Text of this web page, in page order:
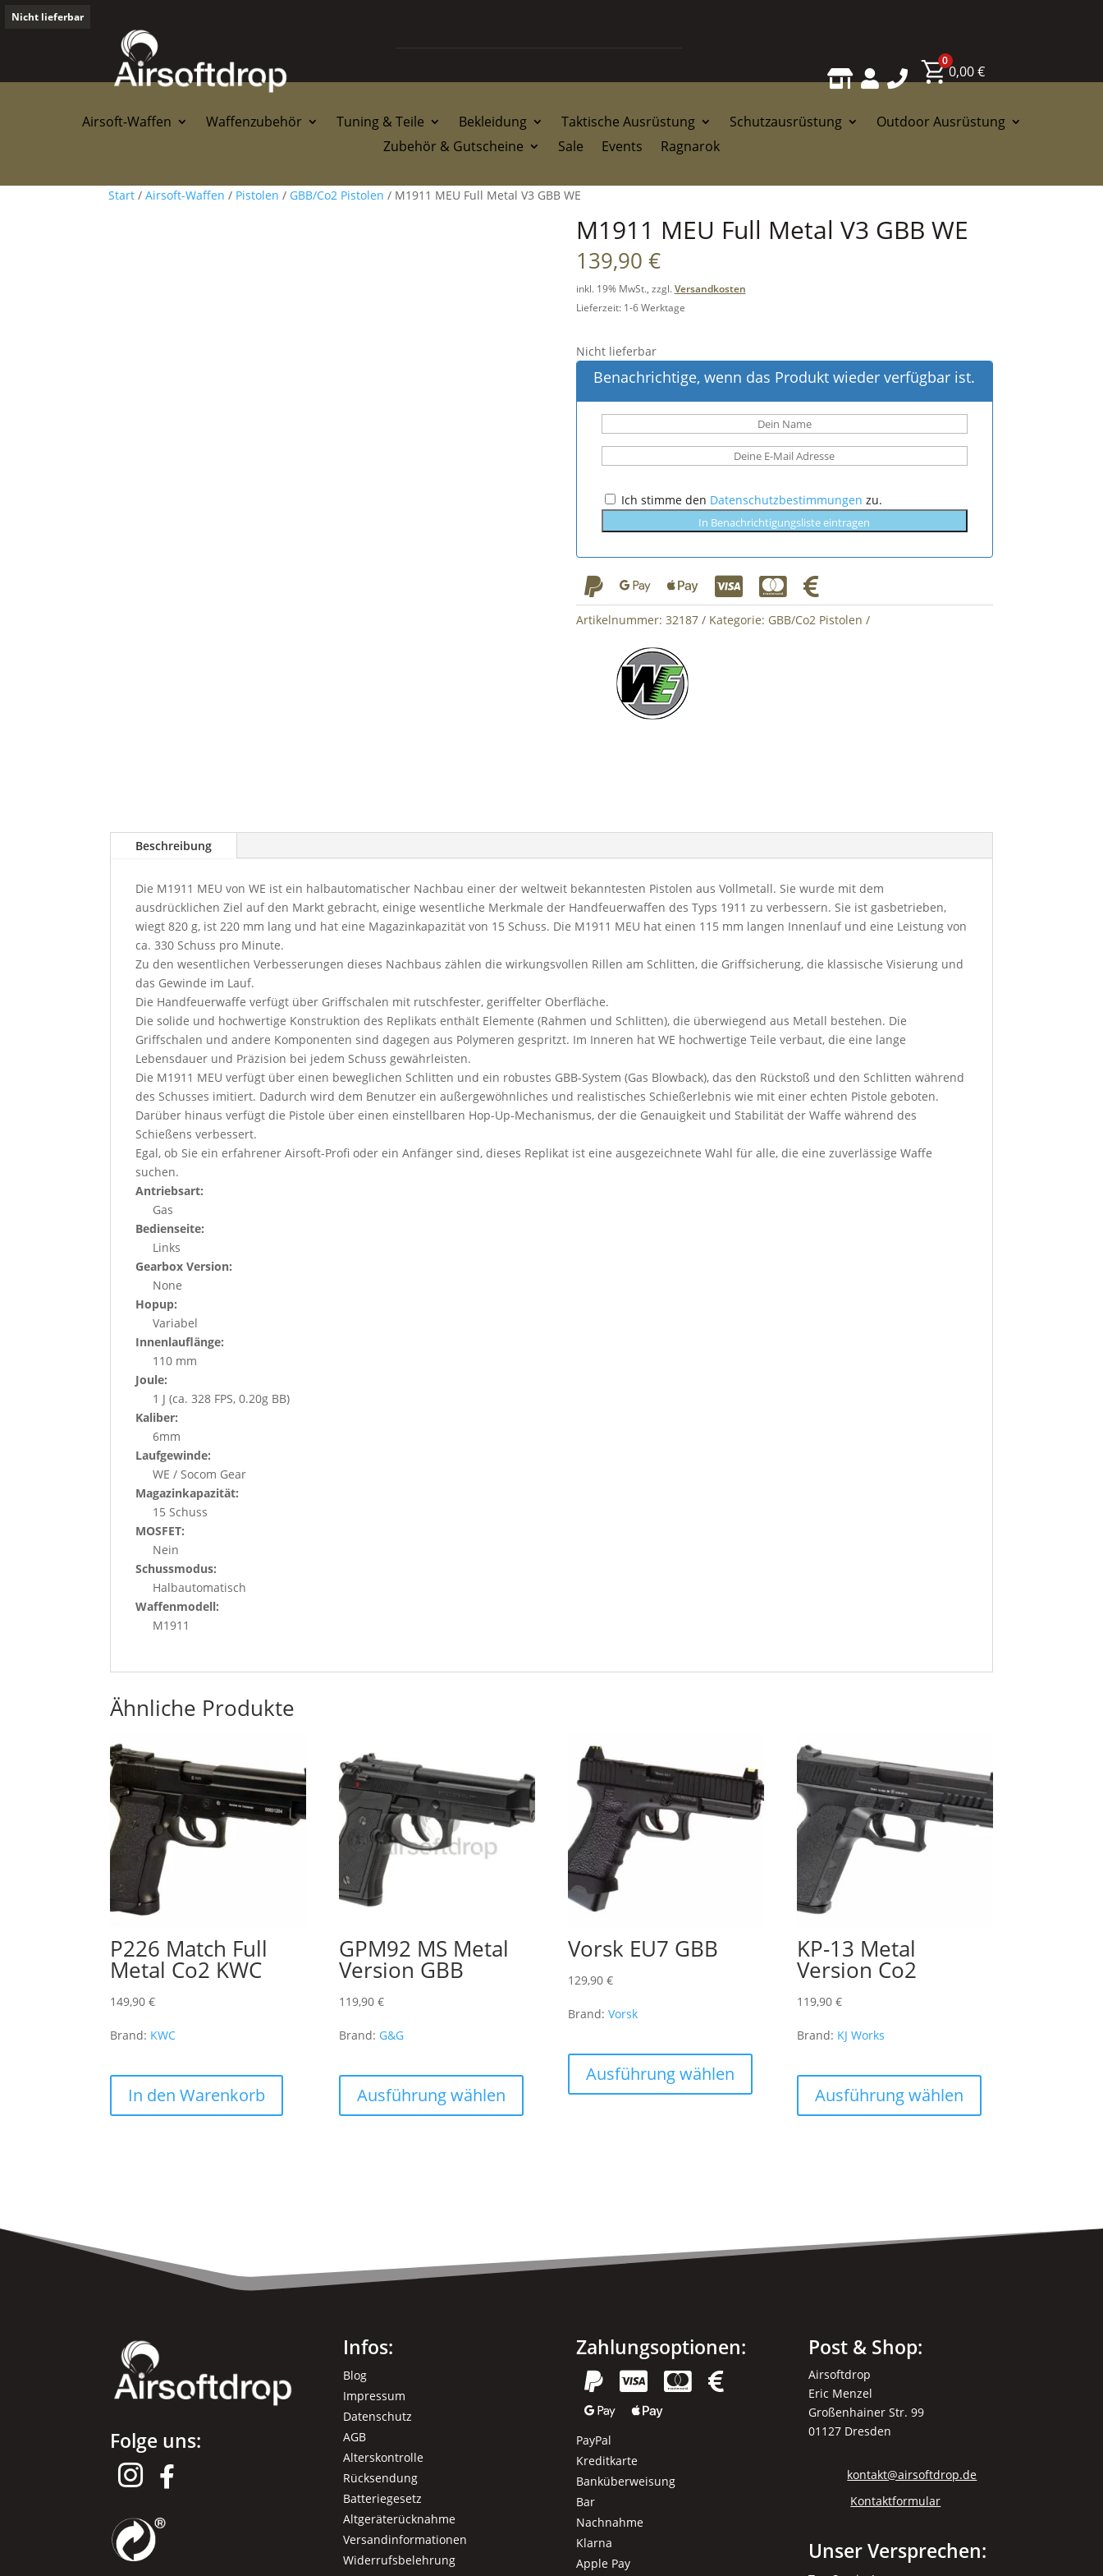
  
0
0,00€
Airsoft-Waffen Waffenzubehör Tuning & Teile Bekleidung Taktische Ausrüstung Schutzausrüstung
Outdoor Ausrüstung
Zubehör & Gutscheine
Sale Events Ragnarok
Nicht lieferbar
Start / Airsoft-Waffen / Pistolen / GBB/Co2 Pistolen / M1911 MEU Full Metal V3 GBB WE
M1911 MEU Full Metal V3 GBB WE
139,90 €
inkl. 19% MwSt., zzgl.Versandkosten
Lieferzeit: 1-6 Werktage
Nicht lieferbar
Benachrichtige, wenn das Produkt wieder verfügbar ist.
Ich stimme den Datenschutzbestimmungen zu.
In Benachrichtigungsliste eintragen
     
Artikelnummer: 32187 Kategorie: GBB/Co2 Pistolen
Beschreibung
Die M1911 MEU von WE ist ein halbautomatischer Nachbau einer der weltweit bekanntesten Pistolen aus Vollmetall. Sie wurde mit dem
ausdrücklichen Ziel auf den Markt gebracht, einige wesentliche Merkmale der Handfeuerwaffen des Typs 1911 zu verbessern. Sie ist gasbetrieben,
wiegt 820 g, ist 220 mm lang und hat eine Magazinkapazität von 15 Schuss. Die M1911 MEU hat einen 115 mm langen Innenlauf und eine Leistung von
ca. 330 Schuss pro Minute.
Zu den wesentlichen Verbesserungen dieses Nachbaus zählen die wirkungsvollen Rillen am Schlitten, die Griffsicherung, die klassische Visierung und
das Gewinde im Lauf.
Die Handfeuerwaffe verfügt über Griffschalen mit rutschfester, geriffelter Oberfläche.
Die solide und hochwertige Konstruktion des Replikats enthält Elemente (Rahmen und Schlitten), die überwiegend aus Metall bestehen. Die
Griffschalen und andere Komponenten sind dagegen aus Polymeren gespritzt. Im Inneren hat WE hochwertige Teile verbaut, die eine lange
Lebensdauer und Präzision bei jedem Schuss gewährleisten.
Die M1911 MEU verfügt über einen beweglichen Schlitten und ein robustes GBB-System (Gas Blowback), das den Rückstoß und den Schlitten während
des Schusses imitiert. Dadurch wird dem Benutzer ein außergewöhnliches und realistisches Schießerlebnis wie mit einer echten Pistole geboten.
Darüber hinaus verfügt die Pistole über einen einstellbaren Hop-Up-Mechanismus, der die Genauigkeit und Stabilität der Waffe während des
Schießens verbessert.
Egal, ob Sie ein erfahrener Airsoft-Profi oder ein Anfänger sind, dieses Replikat ist eine ausgezeichnete Wahl für alle, die eine zuverlässige Waffe
suchen.
Antriebsart:
Gas
Bedienseite:
Links
Gearbox Version:
None
Hopup:
Variabel
Innenlauflänge:
110 mm
Joule:
1 J (ca. 328 FPS, 0.20g BB)
Kaliber:
6mm
Laufgewinde:
WE / Socom Gear
Magazinkapazität:
15 Schuss
MOSFET:
Nein
Schussmodus:
Halbautomatisch
Waffenmodell:
M1911
Ähnliche Produkte
P226 Match Full
Metal Co2 KWC
149,90€
Brand: KWC
In den Warenkorb
GPM92 MS Metal
Version GBB
119,90€
Brand: G&G
Ausführung wählen
weist
auf
Vorsk EU7 GBB
129,90€
Brand:Vorsk
Ausführung wählen
weist
mehrere
KP-13 Metal
Version Co2
119,90€
Brand: KJ Works
Ausführung wählen
weist
können
Folge uns:
 
Infos:
Blog
Impressum
Datenschutz
AGB
Alterskontrolle
Rücksendung
Batteriegesetz
Altgeräterücknahme
Versandinformationen
Widerrufsbelehrung
Zahlungsoptionen:
  



PayPal
Kreditkarte
Banküberweisung
Bar
Nachnahme
Klarna
Apple Pay
Post & Shop:
Airsoftdrop
Eric Menzel
Großenhainer Str. 99
01127 Dresden
kontakt@airsoftdrop.de
Kontaktformular
Unser Versprechen: